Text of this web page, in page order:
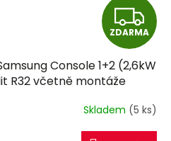
Z
D
A
R
ZDARMA
Console 1+2 (2,6kW
R32 včetně montáže
Skladem (5 ks)